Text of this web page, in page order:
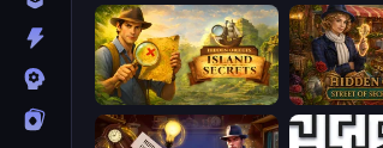
Hidden Object: Street Of Secrets
Hidden Objects: Island Secrets